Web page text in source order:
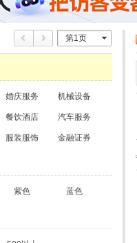
第1页
婚庆服务 机械设备
餐饮酒店 汽车服务
服装服饰 金融证券
紫色 蓝色